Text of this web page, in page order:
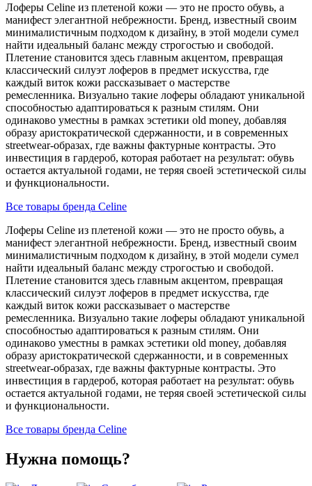
Лоферы Celine из плетеной кожи — это не просто обувь, а
манифест элегантной небрежности. Бренд, известный своим
минималистичным подходом к дизайну, в этой модели сумел
найти идеальный баланс между строгостью и свободой.
Плетение становится здесь главным акцентом, превращая
классический силуэт лоферов в предмет искусства, где
каждый виток кожи рассказывает о мастерстве
ремесленника. Визуально такие лоферы обладают уникальной
способностью адаптироваться к разным стилям. Они
одинаково уместны в рамках эстетики old money, добавляя
образу аристократической сдержанности, и в современных
streetwear-образах, где важны фактурные контрасты. Это
инвестиция в гардероб, которая работает на результат: обувь
остается актуальной годами, не теряя своей эстетической силы
и функциональности.
Все товары бренда Celine
Лоферы Celine из плетеной кожи — это не просто обувь, а
манифест элегантной небрежности. Бренд, известный своим
минималистичным подходом к дизайну, в этой модели сумел
найти идеальный баланс между строгостью и свободой.
Плетение становится здесь главным акцентом, превращая
классический силуэт лоферов в предмет искусства, где
каждый виток кожи рассказывает о мастерстве
ремесленника. Визуально такие лоферы обладают уникальной
способностью адаптироваться к разным стилям. Они
одинаково уместны в рамках эстетики old money, добавляя
образу аристократической сдержанности, и в современных
streetwear-образах, где важны фактурные контрасты. Это
инвестиция в гардероб, которая работает на результат: обувь
остается актуальной годами, не теряя своей эстетической силы
и функциональности.
Все товары бренда Celine
Нужна помощь?